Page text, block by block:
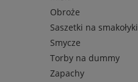
Obroże
Saszetki na smakołyki
Smycze
Torby na dummy
Zapachy